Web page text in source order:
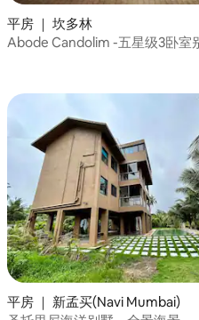
分（满分 5 分），共 3 条评价
平房 ｜ 坎多林
Abode Candolim -五星级3卧室
分（满分 5 分），共 40 条评价
平房 ｜ 新孟买(Navi Mumbai)